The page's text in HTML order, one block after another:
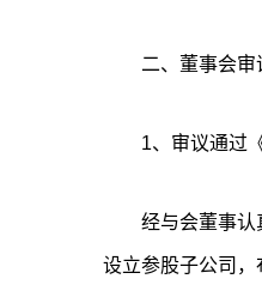
二、董事会审
1、审议通过
经与会董事认
设立参股子公司